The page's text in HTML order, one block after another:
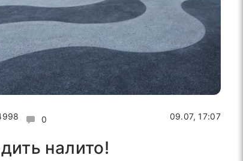
0 09.07, 17:07
налито!